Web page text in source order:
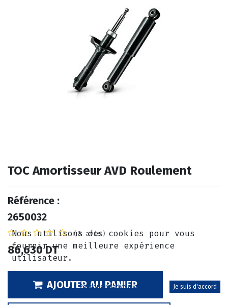
TOC Amortisseur AVD Roulement
Référence :
2650032
(0 avis)
86,630DT
AJOUTER AU PANIER
Nous utilisons des cookies pour vous
fournir une meilleure expérience
utilisateur.
Politique relative aux cookies Je suis d'accord